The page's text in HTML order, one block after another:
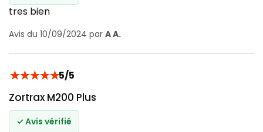
tres bien
Avis du 10/09/2024 par A A.
★★★★★5/5
Zortrax M200 Plus
✓ Avis vérifié